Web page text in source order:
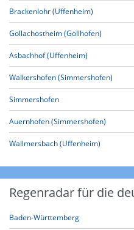
Brackenlohr (Uffenheim)
Gollachostheim (Gollhofen)
Asbachhof (Uffenheim)
Walkershofen (Simmershofen)
Simmershofen
Auernhofen (Simmershofen)
Wallmersbach (Uffenheim)
Regenradar für die
Baden-Württemberg